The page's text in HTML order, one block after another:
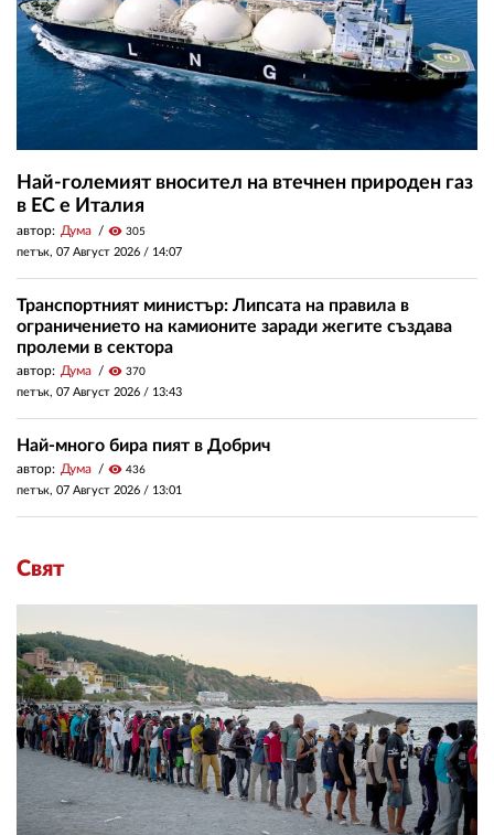
Най-големият вносител на втечнен природен газ
в ЕС е Италия
автор: Дума visibility 305
петък, 07 Август 2026 / 14:07
Транспортният министър: Липсата на правила в
ограничението на камионите заради жегите създава
пролеми в сектора
автор: Дума visibility 370
петък, 07 Август 2026 / 13:43
Най-много бира пият в Добрич
автор: Дума visibility 436
петък, 07 Август 2026 / 13:01
Свят